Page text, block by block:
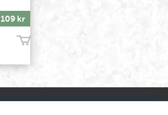
109 kr
Köp!